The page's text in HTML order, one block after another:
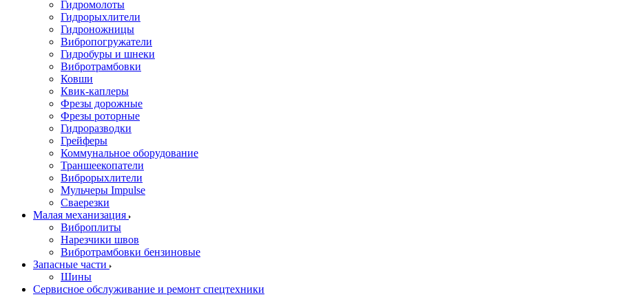
Гидромолоты
Гидрорыхлители
Гидроножницы
Вибропогружатели
Гидробуры и шнеки
Вибротрамбовки
Ковши
Квик-каплеры
Фрезы дорожные
Фрезы роторные
Гидроразводки
Грейферы
Коммунальное оборудование
Траншеекопатели
Виброрыхлители
Мульчеры Impulse
Сваерезки
Малая механизация
Виброплиты
Нарезчики швов
Вибротрамбовки бензиновые
Запасные части
Шины
Сервисное обслуживание и ремонт спецтехники